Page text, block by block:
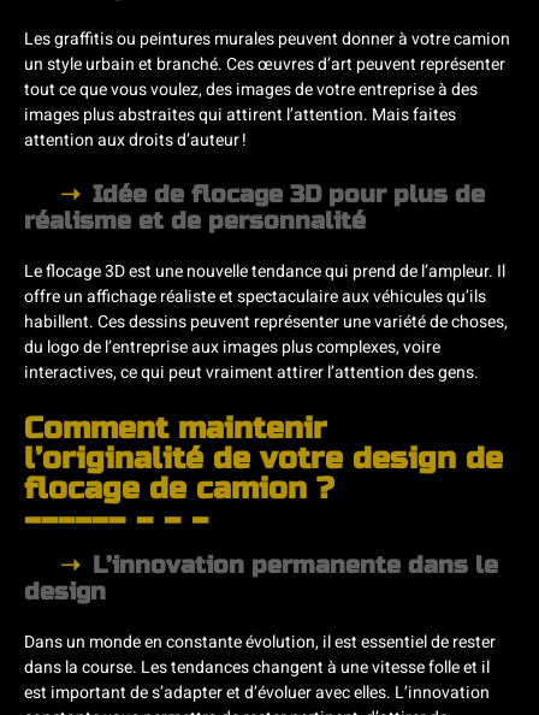
Les graffitis ou peintures murales peuvent donner à votre camion
un style urbain et branché. Ces œuvres d’art peuvent représenter
tout ce que vous voulez, des images de votre entreprise à des
images plus abstraites qui attirent l’attention. Mais faites
attention aux droits d’auteur !
Idée de flocage 3D pour plus de
réalisme et de personnalité
Le flocage 3D est une nouvelle tendance qui prend de l’ampleur. Il
offre un affichage réaliste et spectaculaire aux véhicules qu’ils
habillent. Ces dessins peuvent représenter une variété de choses,
du logo de l’entreprise aux images plus complexes, voire
interactives, ce qui peut vraiment attirer l’attention des gens.
Comment maintenir
l’originalité de votre design de
flocage de camion ?
L’innovation permanente dans le
design
Dans un monde en constante évolution, il est essentiel de rester
dans la course. Les tendances changent à une vitesse folle et il
est important de s’adapter et d’évoluer avec elles. L’innovation